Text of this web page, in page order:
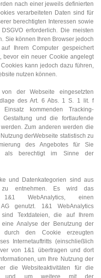
nach einer jeweils definierten
verarbeiteten Daten sind für
berechtigten Interessen sowie
erforderlich. Die meisten
Sie können Ihren Browser jedoch
Ihrem Computer gespeichert
bevor ein neuer Cookie angelegt
kann jedoch dazu führen,
nutzen können.
der Webseite eingesetzten
des Art. 6 Abs. 1 S. 1 lit. f
kommenden Tracking-
und die fortlaufende
Zum anderen werden die
derWebseite statistisch zu
des Angebotes für Sie
als berechtigt im Sinne der
und Datenkategorien sind aus
zu entnehmen. Es wird das
1&1 WebAnalytics, einen
genutzt. 1&1 WebAnalytics
Textdateien, die auf Ihrem
Analyse der Benutzung der
den Cookie erzeugten
Internetauftritts (einschließlich
von 1&1 übertragen und dort
um Ihre Nutzung der
die Websiteaktivitäten für die